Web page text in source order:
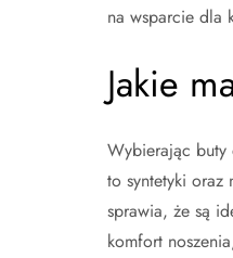
na wsparcie dla
Jakie
Wybierając buty
to syntetyki
sprawia, że są
komfort